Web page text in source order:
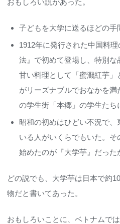
おもしろい説があった。
子どもを大学に送るほどの
1912年に発行された中国料
法』で初めて登場し、特別
甘い料理として「蜜濺紅芋
がリーズナブルでおなかを
の学生街「本郷」の学生たち
昭和の初めはひどい不況で
いる人がいくらでもいた。
始めたのが『大学芋』だった
どの説でも、大学芋は日本で約
物だと書いてあった。
おもしろいことに、ベトナムで